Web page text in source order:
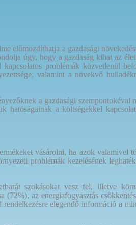
előmozdíthatja a gazdasági
úgy, hogy a gazdaság kihat az
problémák közvetlenül
valamint a növekvő
a gazdasági
hatóságainak a költségekkel
vásárolni, ha azok valamivel
problémák kezelésének
szokásokat vesz fel, illetve
az energiafogyasztás
elegendő információ a